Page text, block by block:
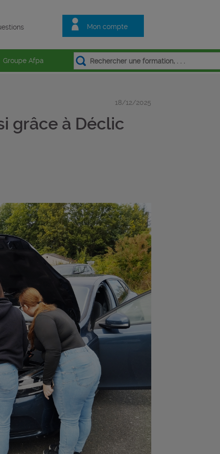
Mon compte
Groupe Afpa
18/12/2025
grâce à Déclic